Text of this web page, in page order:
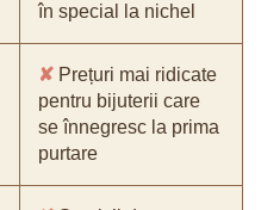
în special la nichel
✘ Prețuri mai ridicate
pentru bijuterii care
se înnegresc la prima
purtare